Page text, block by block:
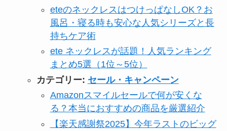
eteのネックレスはつけっぱなしOK？お
風呂・寝る時も安心な人気シリーズと長
持ちケア術
ete ネックレスが話題！人気ランキング
まとめ5選（1位～5位）
カテゴリー: セール・キャンペーン
Amazonスマイルセールで何が安くな
る？本当におすすめの商品を厳選紹介
【楽天感謝祭2025】今年ラストのビッグ